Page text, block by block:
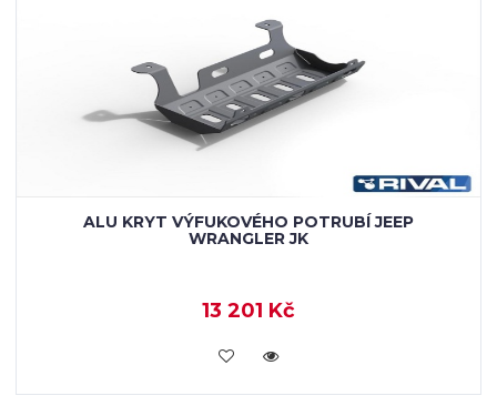
ALU KRYT VÝFUKOVÉHO POTRUBÍ JEEP
WRANGLER JK
13 201 Kč
KOUPIT